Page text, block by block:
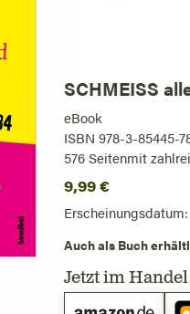
SCHMEISS
eBook
ISBN 978-3-85445-
576 Seitenmit
9,99€
Erscheinungsdatum:
Auch als Buch
Jetzt im